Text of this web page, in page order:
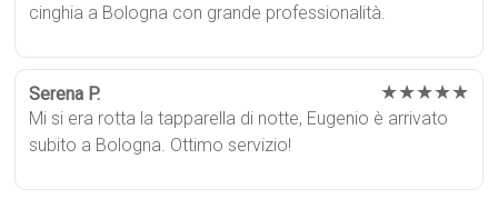
cinghia a Bologna con grande professionalità.
Serena P. ★★★★★
Mi si era rotta la tapparella di notte, Eugenio è arrivato
subito a Bologna. Ottimo servizio!